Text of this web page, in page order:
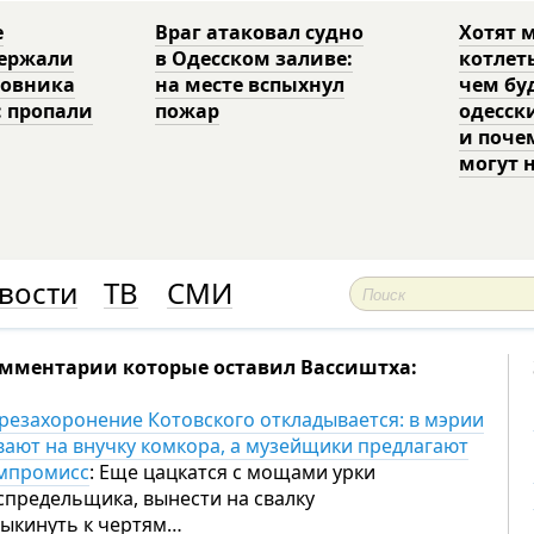
пропали
Враг атаковал судно
в Одесском заливе:
на месте вспыхнул
пожар
Хотят
чем
и
могут
ТВ СМИ
которые оставил Вассиштха:
Котовского откладывается: в мэрии
на внучку комкора, а музейщики предлагают
: Еще цацкатся с мощами урки
вынести на свалку
к чертям…